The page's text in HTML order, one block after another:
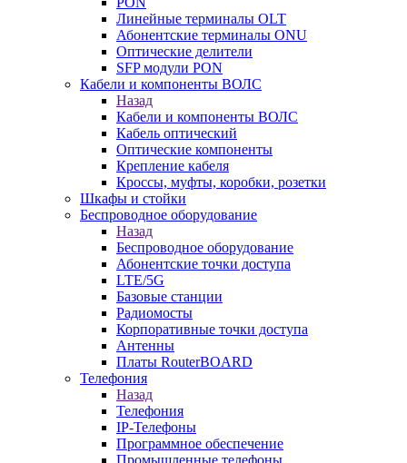
Линейные терминалы OLT
Абонентские терминалы ONU
Оптические делители
SFP модули PON
Кабели и компоненты ВОЛС
Назад
Кабели и компоненты ВОЛС
Кабель оптический
Оптические компоненты
Крепление кабеля
Кроссы, муфты, коробки, розетки
Шкафы и стойки
Беспроводное оборудование
Назад
Беспроводное оборудование
Абонентские точки доступа
LTE/5G
Базовые станции
Радиомосты
Корпоративные точки доступа
Антенны
Платы RouterBOARD
Телефония
Назад
Телефония
IP-Телефоны
Программное обеспечение
Промышленные телефоны